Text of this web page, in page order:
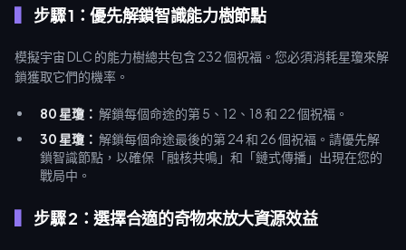
步驟 1：優先解鎖智識能力樹節點
模擬宇宙 DLC 的能力樹總共包含 232 個祝福。您必須消耗星瓊來解
鎖獲取它們的機率。
80 星瓊： 解鎖每個命途的第 5、12、18 和 22 個祝福。
30 星瓊： 解鎖每個命途最後的第 24 和 26 個祝福。請優先解
鎖智識節點，以確保「融核共鳴」和「鏈式傳播」出現在您的
戰局中。
步驟 2：選擇合適的奇物來放大資源效益